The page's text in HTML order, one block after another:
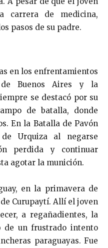
carrera de medicina,
pasos de su padre.
en los enfrentamientos
Buenos Aires y la
se destacó por su
de batalla, donde
En la Batalla de Pavón
Urquiza al negarse
perdida y continuar
agotar la munición.
en la primavera de
Curupaytí. Allí el joven
a regañadientes, la
de un frustrado intento
paraguayas. Fue